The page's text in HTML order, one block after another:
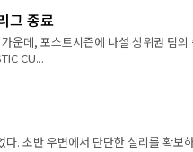
그 종료
운데, 포스트시즌에 나설 상위권 팀의
CU...
. 초반 우변에서 단단한 실리를 확보